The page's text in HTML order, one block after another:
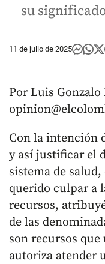
su
11 de julio de 2025
Por Luis Gonzalo
Con la intención
y así justificar el
sistema de
querido culpar a
recursos,
de las
son recursos que
autoriza atender